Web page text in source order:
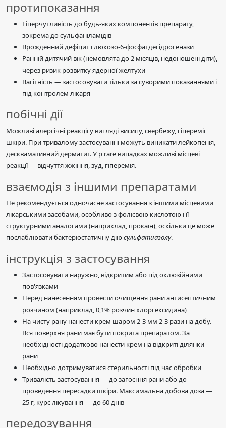
протипоказання
Гіперчутливість до будь-яких компонентів препарату,
зокрема до сульфаніламідів
Врожденний дефіцит глюкозо-6-фосфатдегідрогенази
Ранній дитячий вік (немовлята до 2 місяців, недоношені діти),
через ризик розвитку ядерної желтухи
Вагітність — застосовувати тільки за суворими показаннями і
під контролем лікаря
побічні дії
Можливі алергічні реакції у вигляді висипу, свербежу, гіперемії
шкіри. При тривалому застосуванні можуть виникати лейкопенія,
десквамативний дерматит. У р rare випадках можливі місцеві
реакції — відчуття жжіння, зуд, гіперемія.
взаємодія з іншими препаратами
Не рекомендується одночасне застосування з іншими місцевими
лікарськими засобами, особливо з фолієвою кислотою і її
структурними аналогами (наприклад, прокаїн), оскільки це може
послаблювати бактеріостатичну діюсульфатиазолу.
інструкція з застосування
Застосовувати наружно, відкритим або під оклюзійними
пов'язками
Перед нанесенням провести очищення рани антисептичним
розчином (наприклад, 0,1% розчин хлоргексидина)
На чисту рану нанести крем шаром 2-3 мм 2-3 рази на добу.
Вся поверхня рани має бути покрита препаратом. За
необхідності додатково нанести крем на відкриті ділянки
рани
Необхідно дотримуватися стерильності під час обробки
Тривалість застосування — до загоєння рани або до
проведення пересадки шкіри. Максимальна добова доза —
25 г, курс лікування — до 60 днів
передозування